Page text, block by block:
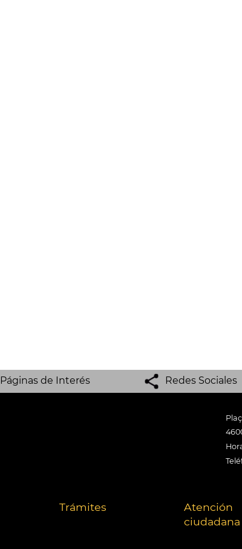
Páginas de Interés Redes Sociales
Trámites
Atención
ciudadana